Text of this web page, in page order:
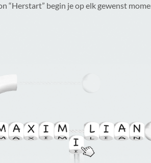
“Herstart” begin je op elk gewenst